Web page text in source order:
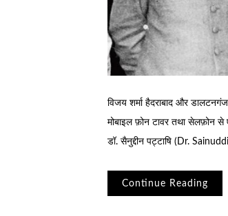
विजय शर्मा हैदराबाद और
मोबाइल फ़ोन टावर तथा सेलफ़ोन
डॉ. सैनुद्दीन पट्टाषि (Dr.
Continue Reading